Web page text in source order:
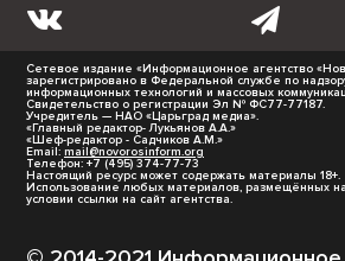
Сетевое издание «Информационное агентство
зарегистрировано в Федеральной службе по
информационных технологий и массовых
Свидетельство о регистрации Эл № ФС77-77187.
Учредитель — НАО «Царьград медиа».
«Главный редактор- Лукьянов А.А.»
«Шеф-редактор - Садчиков А.М.»
Email: mail@novorosinform.org
Телефон: +7 (495) 374-77-73
Настоящий ресурс может содержать материалы 18+.
Использование любых материалов, размещённых
условии ссылки на сайт агентства.